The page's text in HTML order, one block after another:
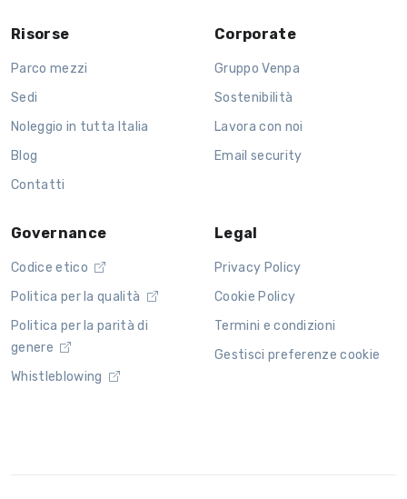
Risorse
Parco mezzi
Sedi
Noleggio in tutta Italia
Blog
Contatti
Corporate
Gruppo Venpa
Sostenibilità
Lavora con noi
Email security
Governance
Codice etico
Politica per la qualità
Politica per la parità di
genere
Whistleblowing
Legal
Privacy Policy
Cookie Policy
Termini e condizioni
Gestisci preferenze cookie